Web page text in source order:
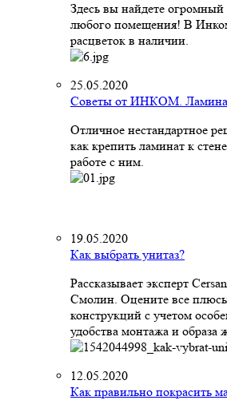
Здесь вы найдете
любого помещения! В
расцветок в наличии.
25.05.2020
Советы от ИНКОМ.
Отличное нестандартное
как крепить ламинат к
работе с ним.
19.05.2020
Как выбрать унитаз?
Рассказывает эксперт
Смолин. Оцените все
конструкций с учетом
удобства монтажа и образа
12.05.2020
Как правильно покрасить